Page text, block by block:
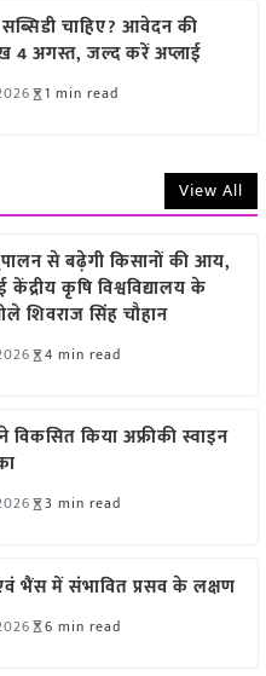
सब्सिडी चाहिए? आवेदन की
4 अगस्त, जल्द करें अप्लाई
1 min read
View All
से बढ़ेगी किसानों की आय,
केंद्रीय कृषि विश्वविद्यालय के
शिवराज सिंह चौहान
4 min read
किया अफ्रीकी स्वाइन
3 min read
भैंस में संभावित प्रसव के लक्षण
6 min read